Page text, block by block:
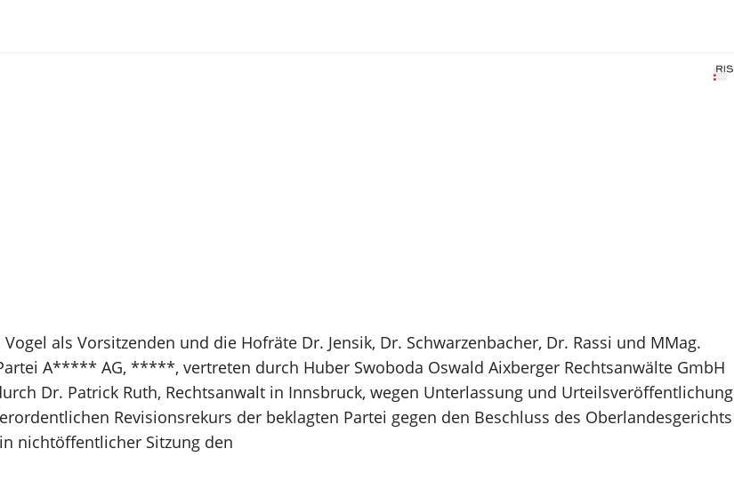
als Vorsitzenden und die Hofräte Dr. Jensik, Dr. Schwarzenbacher, Dr. Rassi und MMag.
A***** AG, *****, vertreten durch Huber Swoboda Oswald Aixberger Rechtsanwälte GmbH
Dr. Patrick Ruth, Rechtsanwalt in Innsbruck, wegen Unterlassung und Urteilsveröffentlichung
Revisionsrekurs der beklagten Partei gegen den Beschluss des Oberlandesgerichts
in nichtöffentlicher Sitzung den